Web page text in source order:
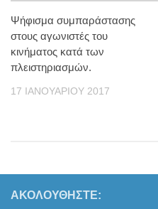
Ψήφισμα συμπαράστασης
στους αγωνιστές του
κινήματος κατά των
πλειστηριασμών.
17 ΙΑΝΟΥΑΡΊΟΥ 2017
ΑΚΟΛΟΥΘΉΣΤΕ: